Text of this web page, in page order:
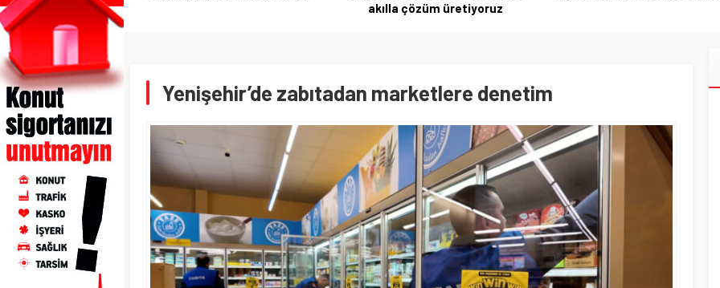
Yenişehir’de zabıtadan marketlere denetim